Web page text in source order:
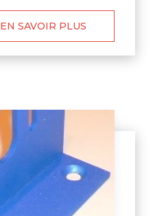
EN SAVOIR PLUS